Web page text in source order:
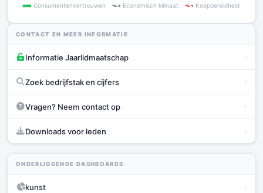
CONTACT EN MEER INFORMATIE
Informatie Jaarlidmaatschap ›
Zoek bedrijfstak en cijfers ›
Vragen? Neem contact op ›
Downloads voor leden ›
ONDERLIGGENDE DASHBOARDS
kunst ›